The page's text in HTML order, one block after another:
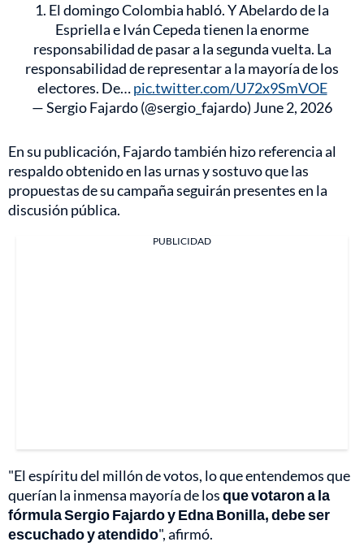
1. El domingo Colombia habló. Y Abelardo de la
Espriella e Iván Cepeda tienen la enorme
responsabilidad de pasar a la segunda vuelta. La
responsabilidad de representar a la mayoría de los
electores. De…pic.twitter.com/U72x9SmVOE
— Sergio Fajardo (@sergio_fajardo) June 2, 2026
En su publicación, Fajardo también hizo referencia al
respaldo obtenido en las urnas y sostuvo que las
propuestas de su campaña seguirán presentes en la
discusión pública.
PUBLICIDAD
"El espíritu del millón de votos, lo que entendemos que
querían la inmensa mayoría de losque votaron a la
fórmula Sergio Fajardo y Edna Bonilla, debe ser
escuchado y atendido", afirmó.